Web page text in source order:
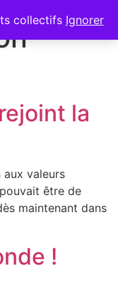
collectifs Ignorer
la
valeurs
être de
maintenant dans
!